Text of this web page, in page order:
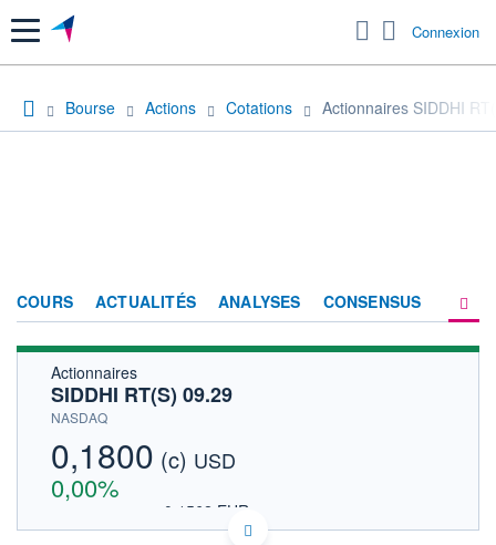
Menu Connexion
Bourse Actions Cotations Actionnaires SIDDHI
COURS ACTUALITÉS ANALYSES CONSENSUS
Actionnaires
SIDDHI RT(S) 09.29
NASDAQ
0,1800 (c) USD
0,00%
0,1562 EUR